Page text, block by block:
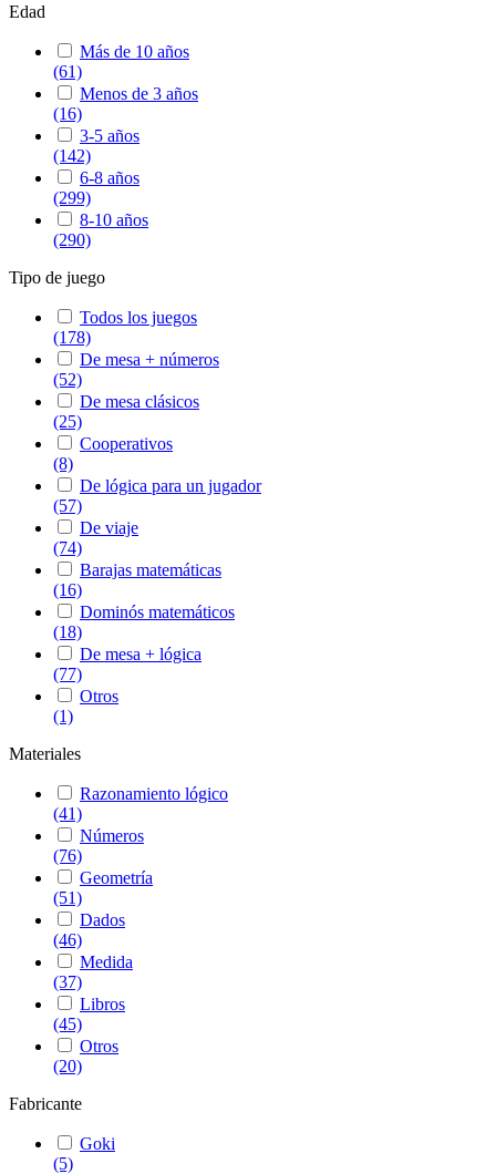
Edad
Más de 10 años
(61)
Menos de 3 años
(16)
3-5 años
(142)
6-8 años
(299)
8-10 años
(290)
Tipo de juego
Todos los juegos
(178)
De mesa + números
(52)
De mesa clásicos
(25)
Cooperativos
(8)
De lógica para un jugador
(57)
De viaje
(74)
Barajas matemáticas
(16)
Dominós matemáticos
(18)
De mesa + lógica
(77)
Otros
(1)
Materiales
Razonamiento lógico
(41)
Números
(76)
Geometría
(51)
Dados
(46)
Medida
(37)
Libros
(45)
Otros
(20)
Fabricante
Goki
(5)